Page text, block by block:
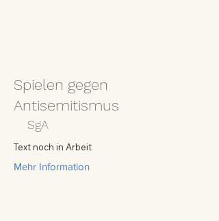
Spielen gegen
Antisemitismus
SgA
Text noch in Arbeit
Mehr Information